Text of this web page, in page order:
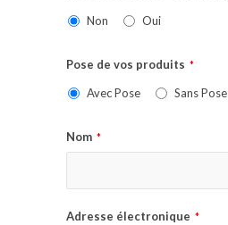
Non Oui
Pose de vos produits *
Avec Pose Sans Pose
Nom *
Adresse électronique *